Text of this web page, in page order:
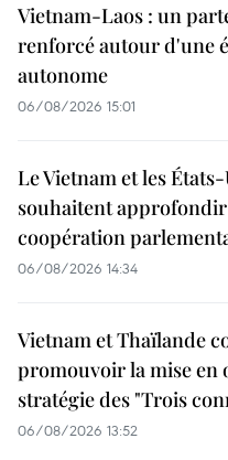
Vietnam-Laos : un
renforcé autour d'une
autonome
06/08/2026 15:01
Le Vietnam et les
souhaitent
coopération
06/08/2026 14:34
Vietnam et Thaïlande
promouvoir la mise en
stratégie des "Trois
06/08/2026 13:52